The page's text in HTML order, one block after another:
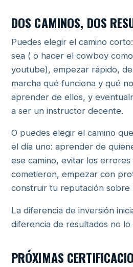
DOS CAMINOS, DOS
Puedes elegir el camino
sea ( o hacer el cowboy
youtube), empezar rápido,
marcha qué funciona y qué
aprender de ellos, y
a ser un instructor decente.
O puedes elegir el camino
el día uno: aprender de
ese camino, evitar los
cometieron, empezar con
construir tu reputación sobre
La diferencia de inversión
diferencia de resultados no lo
PRÓXIMAS